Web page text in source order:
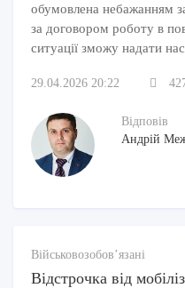
обумовлена небажанням
за договором роботу в
ситуації зможу надати
29.04.2026 20:22
Відповів
Андрій
Військовозобов’язані
Відстрочка від